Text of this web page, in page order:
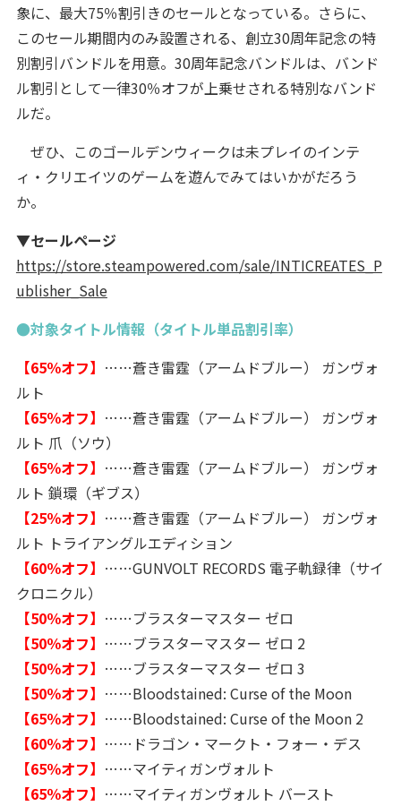
象に、最大75％割引きのセールとなっている。さらに、
このセール期間内のみ設置される、創立30周年記念の特
別割引バンドルを用意。30周年記念バンドルは、バンド
ル割引として一律30％オフが上乗せされる特別なバンド
ルだ。
ぜひ、このゴールデンウィークは未プレイのインテ
ィ・クリエイツのゲームを遊んでみてはいかがだろう
か。
▼セールページ
https://store.steampowered.com/sale/INTICREATES_P
ublisher_Sale
●対象タイトル情報（タイトル単品割引率）
【65％オフ】 ……蒼き雷霆（アームドブルー） ガンヴォ
ルト
【65％オフ】 ……蒼き雷霆（アームドブルー） ガンヴォ
ルト 爪（ソウ）
【65％オフ】 ……蒼き雷霆（アームドブルー） ガンヴォ
ルト 鎖環（ギブス）
【25％オフ】 ……蒼き雷霆（アームドブルー） ガンヴォ
ルト トライアングルエディション
【60％オフ】 ……GUNVOLT RECORDS 電子軌録律（サイ
クロニクル）
【50％オフ】 ……ブラスターマスター ゼロ
【50％オフ】 ……ブラスターマスター ゼロ 2
【50％オフ】 ……ブラスターマスター ゼロ 3
【50％オフ】 ……Bloodstained: Curse of the Moon
【65％オフ】 ……Bloodstained: Curse of the Moon 2
【60％オフ】 ……ドラゴン・マークト・フォー・デス
【65％オフ】 ……マイティガンヴォルト
【65％オフ】 ……マイティガンヴォルト バースト